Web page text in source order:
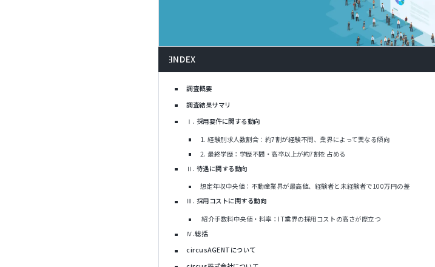
INDEX
調査概要
調査結果サマリ
Ⅰ. 採用要件に関する動向
1. 経験別求人数割合：約7割が経験不問、業界によって異なる傾向
2. 最終学歴：学歴不問・高卒以上が約7割を占める
Ⅱ. 待遇に関する動向
想定年収中央値：不動産業界が最高値、経験者と未経験者で100万円の差
Ⅲ. 採用コストに関する動向
紹介手数料中央値・料率：IT業界の採用コストの高さが際立つ
Ⅳ.総括
circusAGENTについて